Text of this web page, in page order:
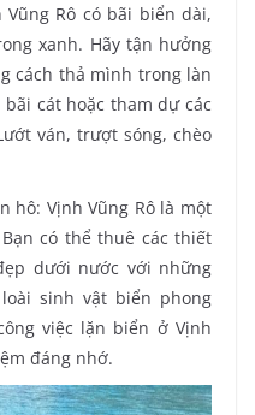
Rô có bãi biển dài,
xanh. Hãy tận hưởng
cách thả mình trong làn
cát hoặc tham dự các
ván, trượt sóng, chèo
hô: Vịnh Vũng Rô là một
có thể thuê các thiết
dưới nước với những
sinh vật biển phong
việc lặn biển ở Vịnh
đáng nhớ.